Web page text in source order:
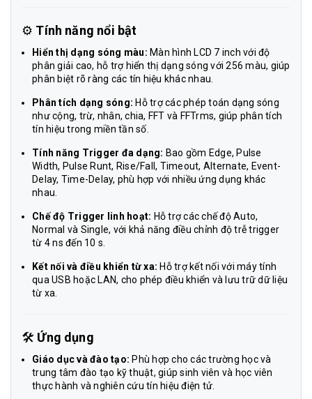
⚙️ Tính năng nổi bật
Hiển thị dạng sóng màu: Màn hình LCD 7 inch với độ
phân giải cao, hỗ trợ hiển thị dạng sóng với 256 màu, giúp
phân biệt rõ ràng các tín hiệu khác nhau.
Phân tích dạng sóng: Hỗ trợ các phép toán dạng sóng
như cộng, trừ, nhân, chia, FFT và FFTrms, giúp phân tích
tín hiệu trong miền tần số.
Tính năng Trigger đa dạng: Bao gồm Edge, Pulse
Width, Pulse Runt, Rise/Fall, Timeout, Alternate, Event-
Delay, Time-Delay, phù hợp với nhiều ứng dụng khác
nhau.
Chế độ Trigger linh hoạt: Hỗ trợ các chế độ Auto,
Normal và Single, với khả năng điều chỉnh độ trễ trigger
từ 4 ns đến 10 s.
Kết nối và điều khiển từ xa: Hỗ trợ kết nối với máy tính
qua USB hoặc LAN, cho phép điều khiển và lưu trữ dữ liệu
từ xa.
🛠️ Ứng dụng
Giáo dục và đào tạo: Phù hợp cho các trường học và
trung tâm đào tạo kỹ thuật, giúp sinh viên và học viên
thực hành và nghiên cứu tín hiệu điện tử.